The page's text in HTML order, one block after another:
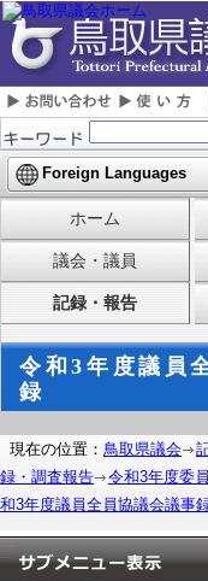
Foreign Languages
ホーム
議会・議員
記録・報告
令和3年度議員
録
現在の位置： 鳥取県議会
録・調査報告
令和3年度委
和3年度議員全員協議会議事